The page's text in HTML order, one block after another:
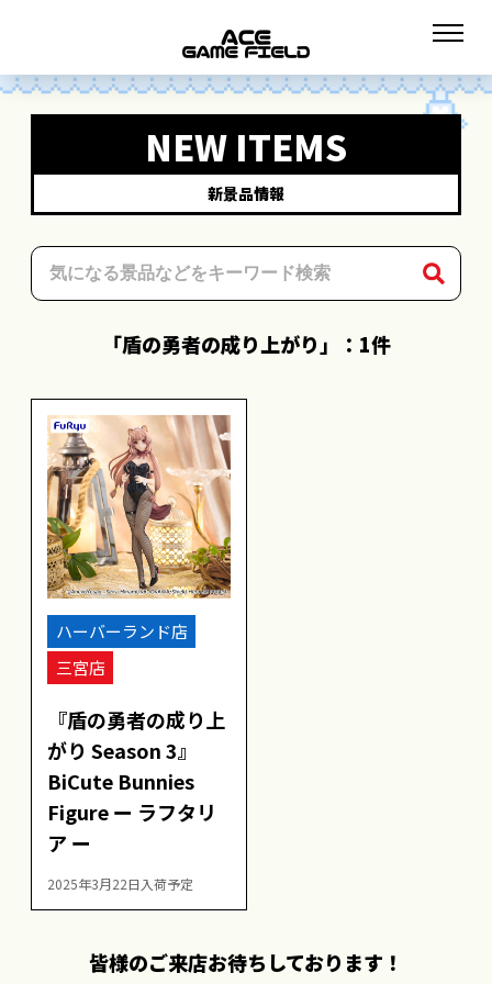
NEW ITEMS
新景品情報
「盾の勇者の成り上がり」：1件
ハーバーランド店
三宮店
『盾の勇者の成り上
がり Season 3』
BiCute Bunnies
Figure ー ラフタリ
ア ー
2025年3月22日入荷予定
皆様のご来店お待ちしております！